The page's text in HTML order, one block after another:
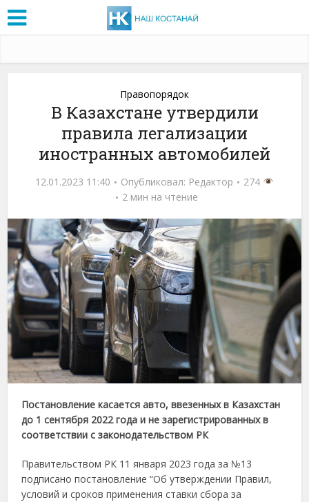
Правопорядок
В Казахстане утвердили
правила легализации
иностранных автомобилей
12.01.2023 11:40 Опубликовал: Редактор
274
2 мин на чтение
Постановление касается авто, ввезенных в Казахстан
до 1 сентября 2022 года и не зарегистрированных в
соответствии с законодательством РК
Правительством РК 11 января 2023 года за №13
подписано постановление “Об утверждении Правил,
условий и сроков применения ставки сбора за